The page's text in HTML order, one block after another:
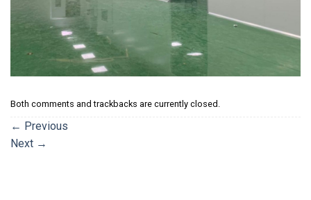
Both comments and trackbacks are currently closed.
← Previous
Next →